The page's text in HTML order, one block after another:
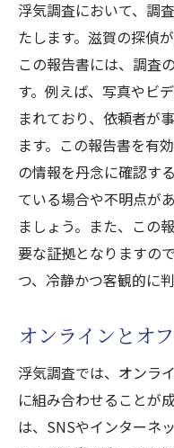
浮気調査において、調
たします。滋賀の探偵
この報告書には、調査
す。例えば、写真やビ
まれており、依頼者が
ます。この報告書を有
の情報を丹念に確認す
ている場合や不明点が
ましょう。また、この
要な証拠となりますの
つ、冷静かつ客観的に
オンラインとオ
浮気調査では、オンラ
に組み合わせることが
は、SNSやインターネ